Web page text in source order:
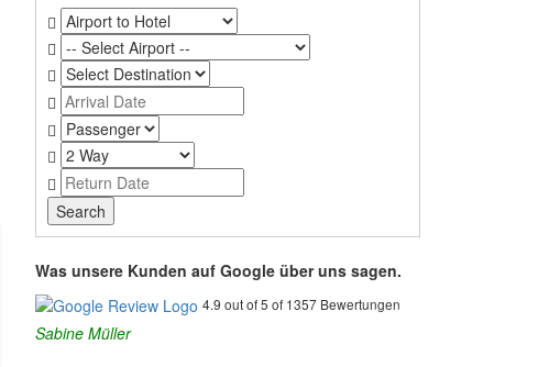
Was unsere Kunden auf Google über uns sagen.
4.9 out of 5 of 1357 Bewertungen
Sabine Müller